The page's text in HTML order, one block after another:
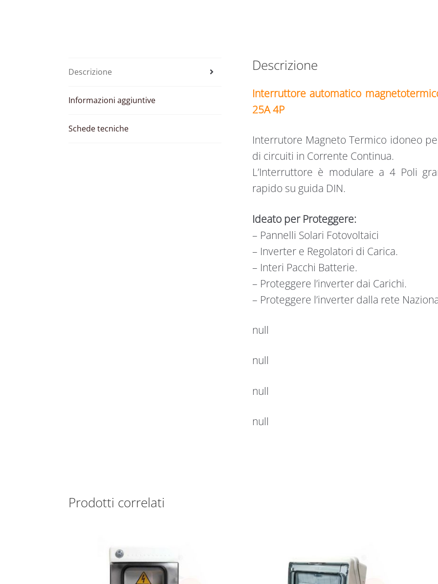
Descrizione
Informazioni aggiuntive
Schede tecniche
Descrizione
Interruttore automatico
25A 4P
Interrutore Magneto Termico idoneo
di circuiti in Corrente Continua.
L’Interruttore è modulare a 4 Poli
rapido su guida DIN.
Ideato per Proteggere:
– Pannelli Solari Fotovoltaici
– Inverter e Regolatori di Carica.
– Interi Pacchi Batterie.
– Proteggere l’inverter dai Carichi.
– Proteggere l’inverter dalla rete
null
null
null
null
Prodotti correlati